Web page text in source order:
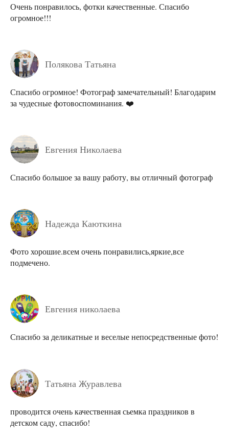
Очень понравилось, фотки качественные. Спасибо
огромное!!!
Полякова Татьяна
Спасибо огромное! Фотограф замечательный! Благодарим
за чудесные фотовоспоминания. ❤️
Евгения Николаева
Спасибо большое за вашу работу, вы отличный фотограф
Надежда Каюткина
Фото хорошие.всем очень понравились,яркие,все
подмечено.
Евгения николаева
Спасибо за деликатные и веселые непосредственные фото!
Татьяна Журавлева
проводится очень качественная сьемка праздников в
детском саду, спасибо!